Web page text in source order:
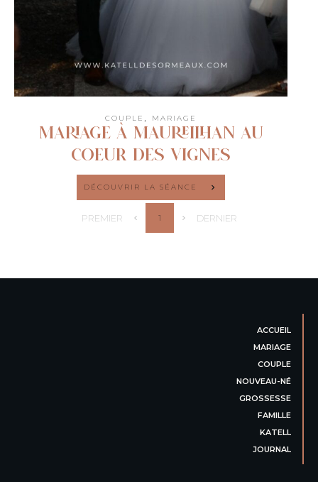
COUPLE , MARIAGE
MARIAGE À MAUREILHAN AU
COEUR DES VIGNES
DÉCOUVRIR LA SÉANCE
PREMIER 1 DERNIER
ACCUEIL
MARIAGE
COUPLE
NOUVEAU-NÉ
GROSSESSE
FAMILLE
KATELL
JOURNAL